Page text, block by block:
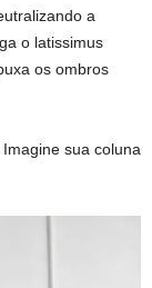
a
o latissimus
os ombros
sua coluna